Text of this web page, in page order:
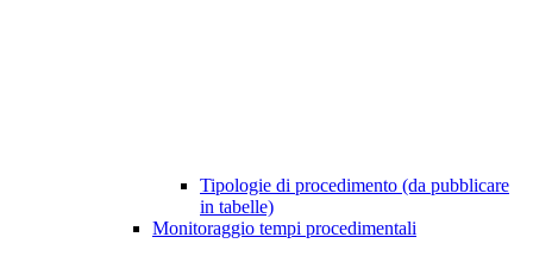
Tipologie di procedimento (da pubblicare
in tabelle)
Monitoraggio tempi procedimentali